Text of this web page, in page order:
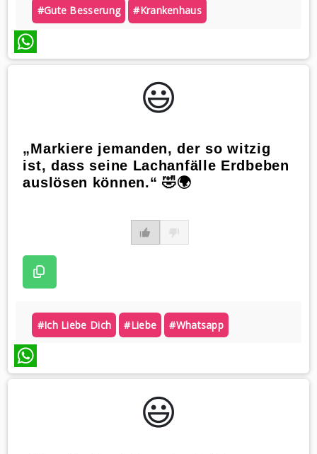
#gute Besserung #krankenhaus
WhatsApp
😃️
„Markiere jemanden, der so witzig
ist, dass seine Lachanfälle Erdbeben
auslösen können.“ 🤣🌍
#ich Liebe Dich #liebe #whatsapp
WhatsApp
😃️